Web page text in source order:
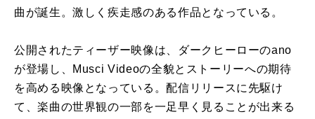
曲が誕生。激しく疾走感のある作品となっている。
公開されたティーザー映像は、ダークヒーローのano
が登場し、Musci Videoの全貌とストーリーへの期待
を高める映像となっている。配信リリースに先駆け
て、楽曲の世界観の一部を一足早く見ることが出来る